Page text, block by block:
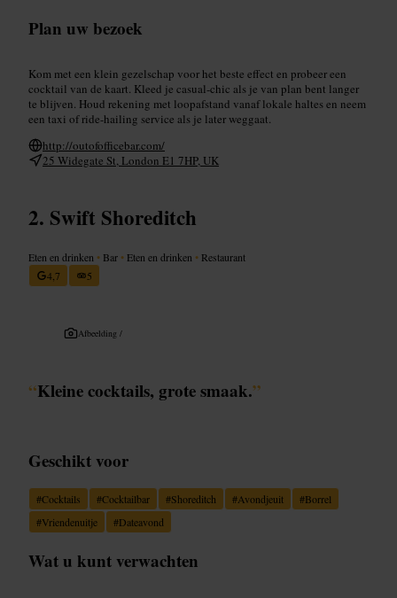
Plan uw bezoek
Kom met een klein gezelschap voor het beste effect en probeer een
cocktail van de kaart. Kleed je casual-chic als je van plan bent langer
te blijven. Houd rekening met loopafstand vanaf lokale haltes en neem
een taxi of ride-hailing service als je later weggaat.
http://outofofficebar.com/
25 Widegate St, London E1 7HP, UK
Swift Shoreditch
Eten en drinken • Bar • Eten en drinken • Restaurant
4,7
5
Afbeelding /
“Kleine cocktails, grote smaak.”
Geschikt voor
#Cocktails #Cocktailbar #Shoreditch #Avondjeuit #Borrel
#Vriendenuitje #Dateavond
Wat u kunt verwachten